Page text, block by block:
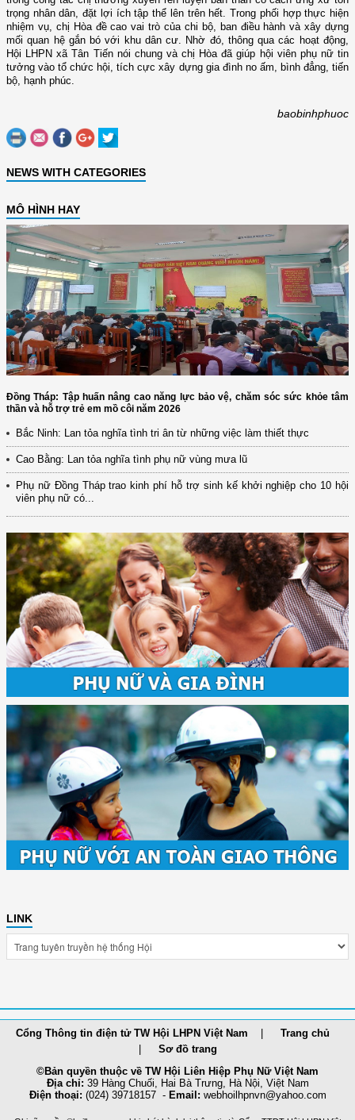
trọng nhân dân, đặt lợi ích tập thể lên trên hết. Trong phối hợp thực hiện
nhiệm vụ, chị Hòa đề cao vai trò của chi bộ, ban điều hành và xây dựng
mối quan hệ gắn bó với khu dân cư. Nhờ đó, thông qua các hoạt động,
Hội LHPN xã Tân Tiến nói chung và chị Hòa đã giúp hội viên phụ nữ tin
tưởng vào tổ chức hội, tích cực xây dựng gia đình no ấm, bình đẳng, tiến
bộ, hạnh phúc.
baobinhphuoc
NEWS WITH CATEGORIES
MÔ HÌNH HAY
Đồng Tháp: Tập huấn nâng cao năng lực bảo vệ, chăm sóc sức khỏe tâm
thần và hỗ trợ trẻ em mồ côi năm 2026
Bắc Ninh: Lan tỏa nghĩa tình tri ân từ những việc làm thiết thực
Cao Bằng: Lan tỏa nghĩa tình phụ nữ vùng mưa lũ
Phụ nữ Đồng Tháp trao kinh phí hỗ trợ sinh kế khởi nghiệp cho 10 hội
viên phụ nữ có...
LINK
Cổng Thông tin điện tử TW Hội LHPN Việt Nam
Trang chủ
Sơ đồ trang
©Bản quyền thuộc về TW Hội Liên Hiệp Phụ Nữ Việt Nam
Địa chỉ: 39 Hàng Chuối, Hai Bà Trưng, Hà Nội, Việt Nam
Điện thoại: (024) 39718157 - Email: webhoilhpnvn@yahoo.com